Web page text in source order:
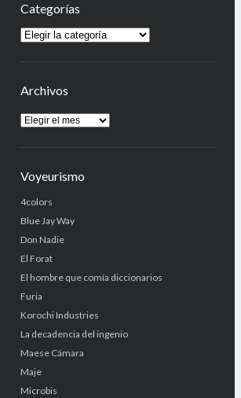
Categorías
Categorías
Archivos
Archivos
Voyeurismo
4colors
Blue Jay Way
Don Nadie
El Forat
El hombre que comía diccionarios
Furia
Korochi Industries
La decadencia del ingenio
Maese Cámara
Maje
Microbis